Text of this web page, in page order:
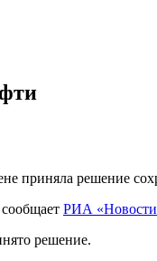
приняла решение
РИА
решение.